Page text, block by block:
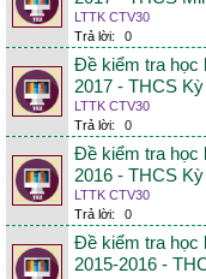
LTTK CTV30
Trả lời:
0
Đề kiểm tra học
2017 - THCS
LTTK CTV30
Trả lời:
0
Đề kiểm tra học
2016 - THCS
LTTK CTV30
Trả lời:
0
Đề kiểm tra học
2015-2016 -